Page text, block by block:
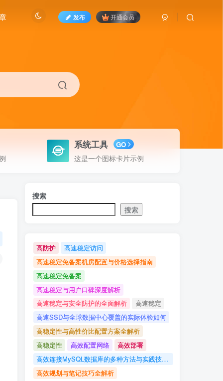
发布 开通会员
系统工具 GO
这是一个图标卡片示例
搜索
搜索
高防护
高速稳定访问
高速稳定免备案机房配置与价格选择指南
高速稳定免备案
高速稳定与用户口碑深度解析
高速稳定与安全防护的全面解析
高速稳定
高速SSD与全球数据中心覆盖的实际体验如何
高稳定性与高性价比配置方案全解析
高稳定性
高效配置网络
高效部署
高效连接MySQL数据库的多种方法与实践技巧详解
高效规划与笔记技巧全解析